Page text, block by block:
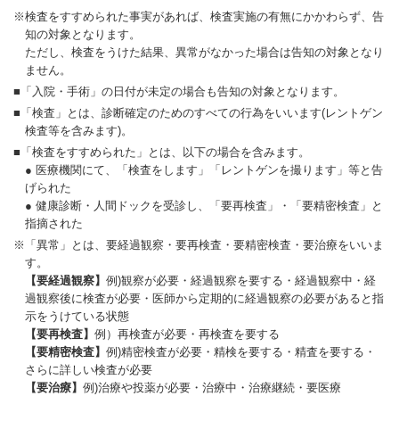
※検査をすすめられた事実があれば、検査実施の有無にかかわらず、告
知の対象となります。
ただし、検査をうけた結果、異常がなかった場合は告知の対象となり
ません。
■「入院・手術」の日付が未定の場合も告知の対象となります。
■「検査」とは、診断確定のためのすべての行為をいいます(レントゲン
検査等を含みます)。
■「検査をすすめられた」とは、以下の場合を含みます。
● 医療機関にて、「検査をします」「レントゲンを撮ります」等と告
げられた
● 健康診断・人間ドックを受診し、「要再検査」・「要精密検査」と
指摘された
※「異常」とは、要経過観察・要再検査・要精密検査・要治療をいいま
す。
【要経過観察】 例)観察が必要・経過観察を要する・経過観察中・経
過観察後に検査が必要・医師から定期的に経過観察の必要があると指
示をうけている状態
【要再検査】 例）再検査が必要・再検査を要する
【要精密検査】 例)精密検査が必要・精検を要する・精査を要する・
さらに詳しい検査が必要
【要治療】 例)治療や投薬が必要・治療中・治療継続・要医療